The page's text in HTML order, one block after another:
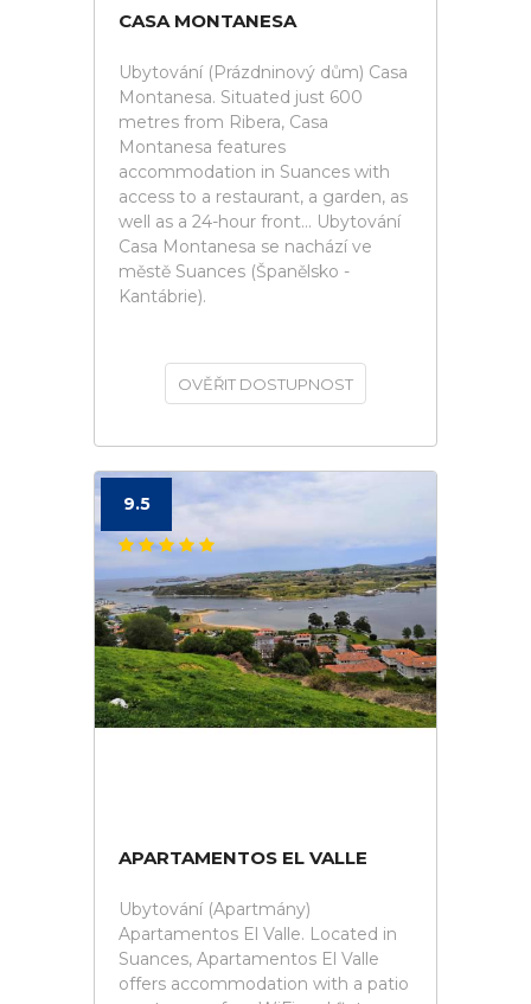
CASA MONTANESA
Ubytování (Prázdninový dům) Casa
Montanesa. Situated just 600
metres from Ribera, Casa
Montanesa features
accommodation in Suances with
access to a restaurant, a garden, as
well as a 24-hour front... Ubytování
Casa Montanesa se nachází ve
městě Suances (Španělsko -
Kantábrie).
OVĚŘIT DOSTUPNOST
9.5
APARTAMENTOS EL VALLE
Ubytování (Apartmány)
Apartamentos El Valle. Located in
Suances, Apartamentos El Valle
offers accommodation with a patio